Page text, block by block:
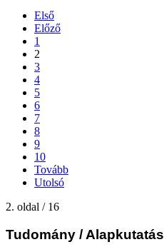
Első
Előző
1
2
3
4
5
6
7
8
9
10
Tovább
Utolsó
2. oldal / 16
Tudomány / Alapkutatás